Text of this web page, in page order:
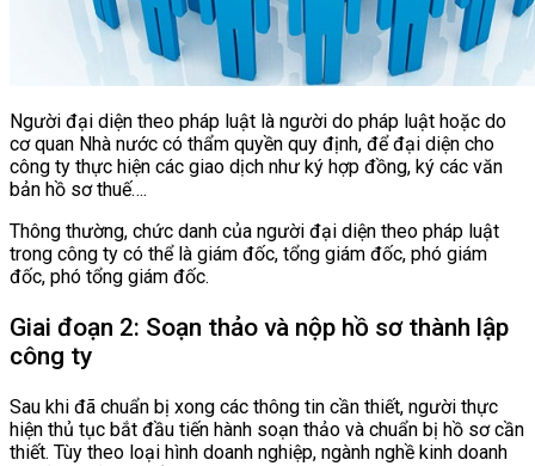
Người đại diện theo pháp luật là người do pháp luật hoặc do
cơ quan Nhà nước có thẩm quyền quy định, để đại diện cho
công ty thực hiện các giao dịch như ký hợp đồng, ký các văn
bản hồ sơ thuế….
Thông thường, chức danh của người đại diện theo pháp luật
trong công ty có thể là giám đốc, tổng giám đốc, phó giám
đốc, phó tổng giám đốc.
Giai đoạn 2: Soạn thảo và nộp hồ sơ thành lập
công ty
Sau khi đã chuẩn bị xong các thông tin cần thiết, người thực
hiện thủ tục bắt đầu tiến hành soạn thảo và chuẩn bị hồ sơ cần
thiết. Tùy theo loại hình doanh nghiệp, ngành nghề kinh doanh